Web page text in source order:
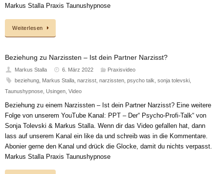
Markus Stalla Praxis Taunushypnose
Weiterlesen
Beziehung zu Narzissten – Ist dein Partner Narzisst?
Markus Stalla 6. März 2022
Praxisvideo
beziehung, Markus Stalla, narzisst, narzissten, psycho talk sonja tolevski,
Taunushypnose Usingen Video
Beziehung zu einem Narzissten – Ist dein Partner Narzisst? Eine weitere
Folge von unserem YouTube Kanal: PPT – Der“ Psycho-Profi-Talk“ von
Sonja Tolevski & Markus Stalla. Wenn dir das Video gefallen hat, dann
lass auf unserem Kanal ein like da und schreib was in die Kommentare.
Abonier gerne den Kanal und drück die Glocke, damit du nichts verpasst.
Markus Stalla Praxis Taunushypnose